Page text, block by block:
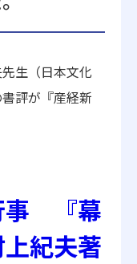
一般・企業の方
法人本部
生（日本文化
評が『産経新
事 『幕
紀夫著